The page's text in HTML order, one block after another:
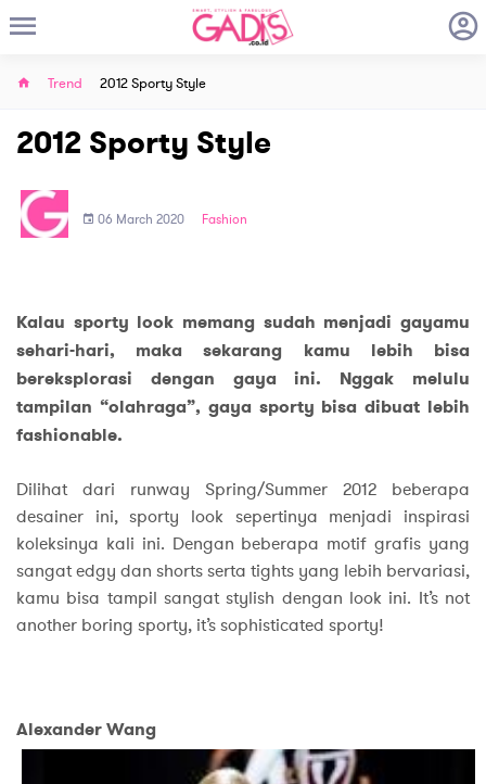
Trend 2012 Sporty Style
2012 Sporty Style
06 March 2020 Fashion
Kalau sporty look memang sudah menjadi gayamu
sehari-hari, maka sekarang kamu lebih bisa
bereksplorasi dengan gaya ini. Nggak melulu
tampilan “olahraga”, gaya sporty bisa dibuat lebih
fashionable.
Dilihat dari runway Spring/Summer 2012 beberapa
desainer ini, sporty look sepertinya menjadi inspirasi
koleksinya kali ini. Dengan beberapa motif grafis yang
sangat edgy dan shorts serta tights yang lebih bervariasi,
kamu bisa tampil sangat stylish dengan look ini. It’s not
another boring sporty, it’s sophisticated sporty!
Alexander Wang